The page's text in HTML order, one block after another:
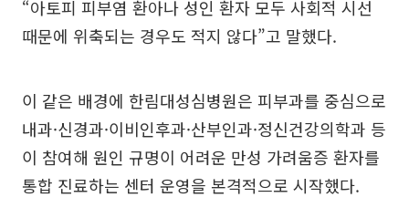
“아토피 피부염 환아나 성인 환자 모두 사회적 시선
때문에 위축되는 경우도 적지 않다”고 말했다.
이 같은 배경에 한림대성심병원은 피부과를 중심으로
내과·신경과·이비인후과·산부인과·정신건강의학과 등
이 참여해 원인 규명이 어려운 만성 가려움증 환자를
통합 진료하는 센터 운영을 본격적으로 시작했다.